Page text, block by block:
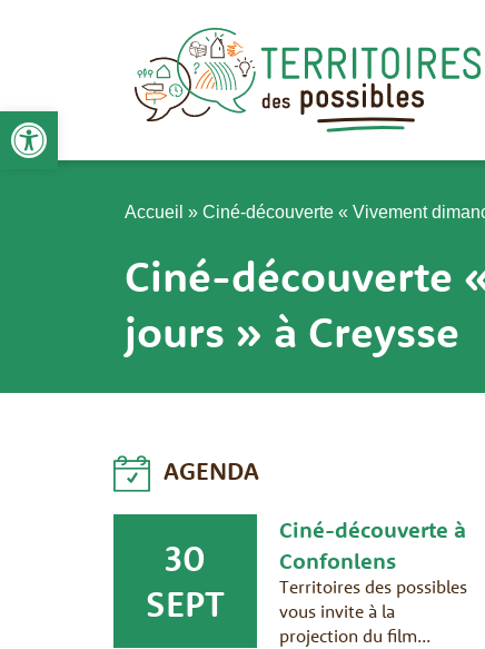
Ouvrir la barre d’outils
Accueil » Ciné-découverte « Vivement
Ciné-découverte
jours » à Creysse
AGENDA
30
SEPT
Ciné-découverte à
Confonlens
Territoires des possibles
vous invite à la
projection du film...